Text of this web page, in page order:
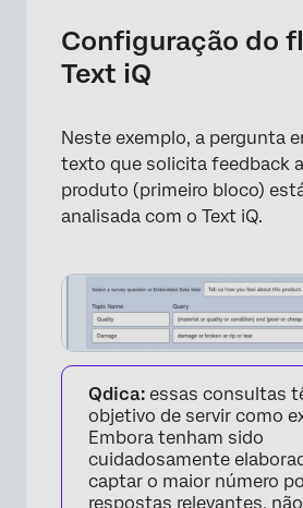
Configuração do
Text iQ
Neste exemplo, a pergunta
texto que solicita feedback
produto (primeiro bloco)
analisada com o Text iQ.
Qdica: essas consultas
objetivo de servir como
Embora tenham sido
cuidadosamente
captar o maior número
respostas relevantes,